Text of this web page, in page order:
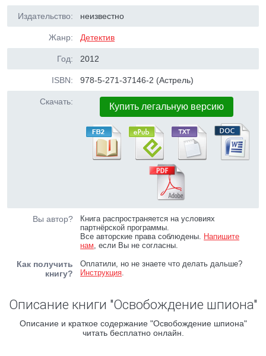
Издательство: неизвестно
Жанр: Детектив
Год: 2012
ISBN: 978-5-271-37146-2 (Астрель)
Скачать: Купить легальную версию
Вы автор?
Книга распространяется на условиях
партнёрской программы.
Все авторские права соблюдены. Напишите
нам, если Вы не согласны.
Как получить
книгу?
Оплатили, но не знаете что делать дальше?
Инструкция.
Описание книги "Освобождение шпиона"
Описание и краткое содержание "Освобождение шпиона"
читать бесплатно онлайн.